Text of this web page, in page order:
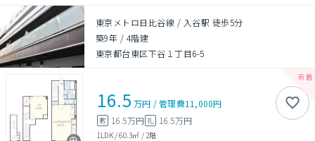
東京メトロ日比谷線 / 入谷駅 徒歩5分
築9年 / 4階建
東京都台東区下谷１丁目6-5
16.5 万円 /管理費11,000円
敷 16.5万円 礼 16.5万円
1LDK/60.3㎡ / 2階